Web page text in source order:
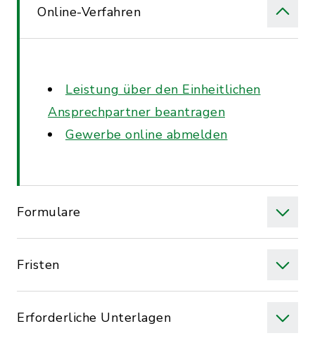
Online-Verfahren
Leistung über den Einheitlichen
Ansprechpartner beantragen
Gewerbe online abmelden
Formulare
Fristen
Erforderliche Unterlagen